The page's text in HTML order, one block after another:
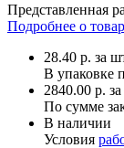
Представленная
Подробнее о
28.40 р. за
В упаковке
2840.00 р.
По сумме
В наличии
Условия